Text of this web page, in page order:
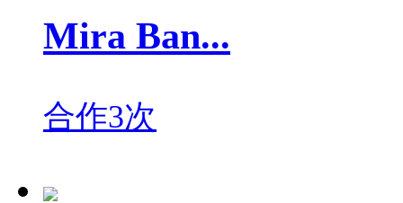
Mira Ban...
合作3次